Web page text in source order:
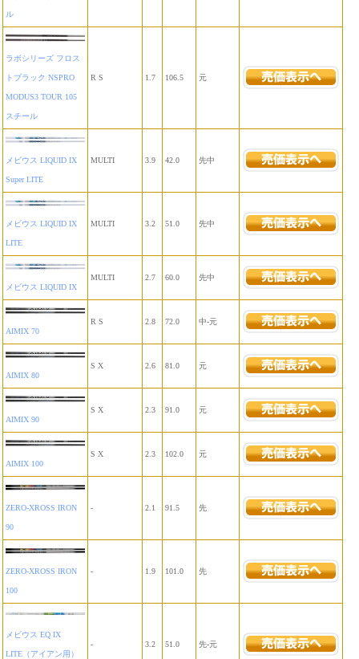
ル
ラボシリーズ フロス
トブラック NSPRO
MODUS3 TOUR 105
スチール
R S 1.7 106.5 元
メビウス LIQUID IX
Super LITE
MULTI 3.9 42.0 先中
メビウス LIQUID IX
LITE
MULTI 3.2 51.0 先中
メビウス LIQUID IX
MULTI 2.7 60.0 先中
AIMIX 70
R S 2.8 72.0 中-元
AIMIX 80
S X 2.6 81.0 元
AIMIX 90
S X 2.3 91.0 元
AIMIX 100
S X 2.3 102.0 元
ZERO-XROSS IRON
90
- 2.1 91.5 先
ZERO-XROSS IRON
100
- 1.9 101.0 先
メビウス EQ IX
LITE（アイアン用）
- 3.2 51.0 先-元